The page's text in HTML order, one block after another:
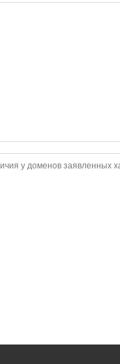
у доменов заявленных